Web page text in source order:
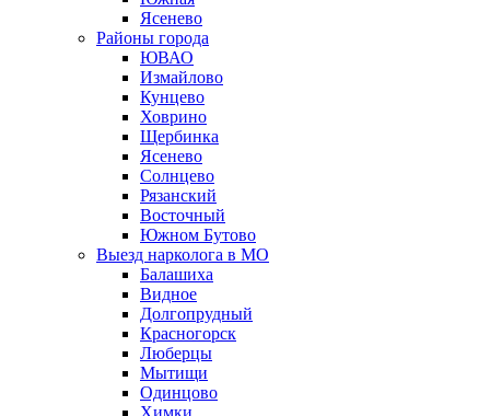
Ясенево
Районы города
ЮВАО
Измайлово
Кунцево
Ховрино
Щербинка
Ясенево
Солнцево
Рязанский
Восточный
Южном Бутово
Выезд нарколога в МО
Балашиха
Видное
Долгопрудный
Красногорск
Люберцы
Мытищи
Одинцово
Химки